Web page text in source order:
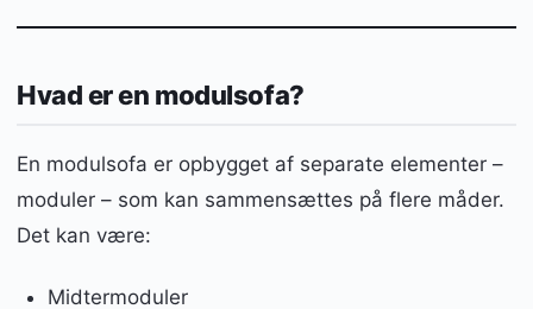
Hvad er en modulsofa?
En modulsofa er opbygget af separate elementer –
moduler – som kan sammensættes på flere måder.
Det kan være:
Midtermoduler